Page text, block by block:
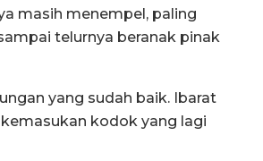
masih menempel, paling
telurnya beranak pinak
yang sudah baik. Ibarat
kodok yang lagi